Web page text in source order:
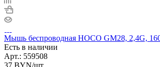
Мышь беспроводная HOCO GM28, 2,4G,
Есть в наличии
Арт.: 559508
37 BYN/шт